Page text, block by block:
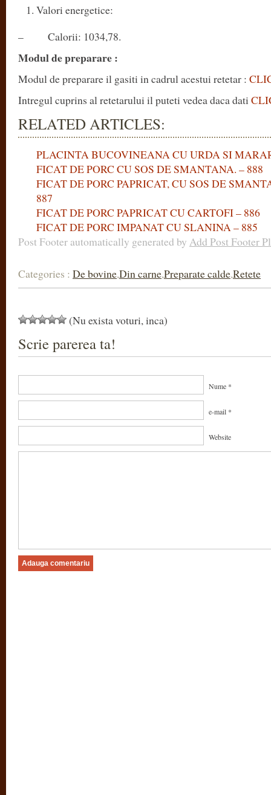
Valori energetice:
– Calorii: 1034,78.
Modul de preparare :
Modul de preparare il gasiti in cadrul acestui retetar :
Intregul cuprins al retetarului il puteti vedea daca dati
RELATED ARTICLES:
PLACINTA BUCOVINEANA CU URDA SI
FICAT DE PORC CU SOS DE SMANTANA. – 888
FICAT DE PORC PAPRICAT, CU SOS DE
887
FICAT DE PORC PAPRICAT CU CARTOFI – 886
FICAT DE PORC IMPANAT CU SLANINA – 885
Post Footer automatically generated by Add Post Footer
Categories : De bovine,Din carne,Preparate calde,Retete
(Nu exista voturi, inca)
Scrie parerea ta!
Nume *
e-mail *
Website